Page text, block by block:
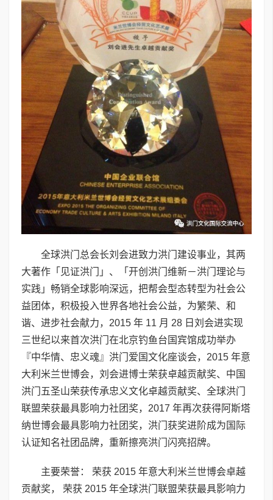
全球洪门总会长刘会进致力洪门建设事业，其两
大著作「见证洪门」、「开创洪门维新－洪门理论与
实践」畅销全球影响深远，把帮会型态转型为社会公
益团体，积极投入世界各地社会公益，为繁荣、和
谐、进步社会献力，2015 年 11 月 28 日刘会进实现
三世纪以来首次洪门在北京钓鱼台国宾馆成功举办
『中华情、忠义魂』洪门爱国文化座谈会，2015 年意
大利米兰世博会，刘会进博士荣获卓越贡献奖、中国
洪门五圣山荣获传承忠义文化卓越贡献奖、全球洪门
联盟荣获最具影响力社团奖，2017 年再次获得阿斯塔
纳世博会最具影响力社团奖，洪门获奖进阶成为国际
认证知名社团品牌，重新擦亮洪门闪亮招牌。
主要荣誉： 荣获 2015 年意大利米兰世博会卓越
贡献奖， 荣获 2015 年全球洪门联盟荣获最具影响力